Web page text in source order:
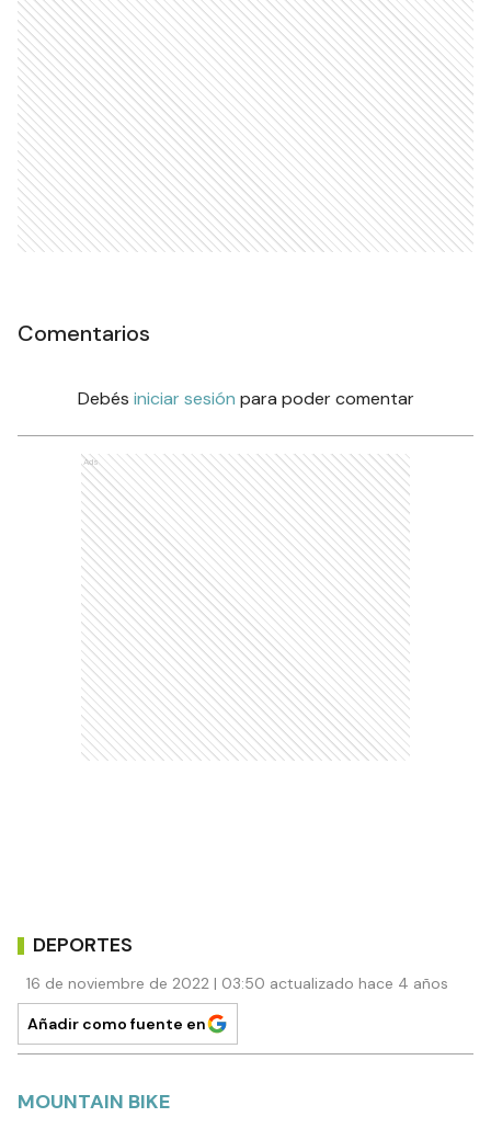
Comentarios
Debés iniciar sesión para poder comentar
Ads
DEPORTES
16 de noviembre de 2022 | 03:50 actualizado hace 4 años
Añadir como fuente en
MOUNTAIN BIKE